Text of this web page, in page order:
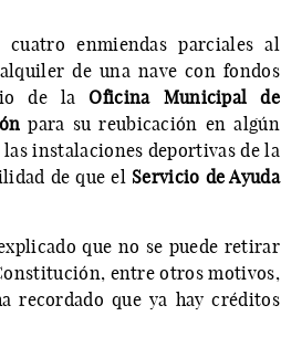
enmiendas parciales al
de una nave con fondos
de laOficina Municipal de
para su reubicación en algún
instalaciones deportivas de la
de que el Servicio de Ayuda
que no se puede retirar
entre otros motivos,
recordado que ya hay créditos